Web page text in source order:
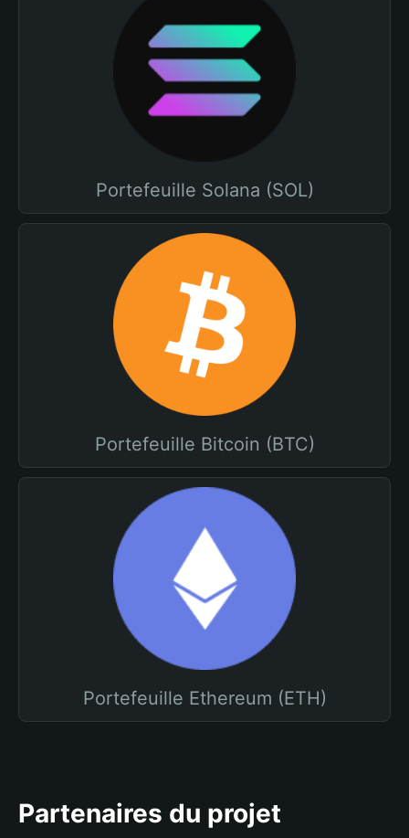
Portefeuille Solana (SOL)
Portefeuille Bitcoin (BTC)
Portefeuille Ethereum (ETH)
Partenaires du projet